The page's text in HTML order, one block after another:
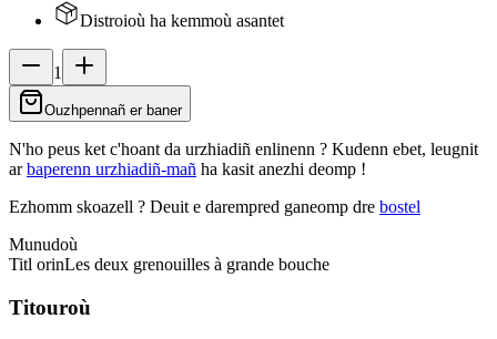
Distroioù ha kemmoù asantet
1
Ouzhpennañ er baner
N'ho peus ket c'hoant da urzhiadiñ enlinenn ? Kudenn ebet, leugnit
arbaperenn urzhiadiñ-mañ ha kasit anezhi deomp !
Ezhomm skoazell ? Deuit e darempred ganeomp dre bostel
Munudoù
Titl orinLes deux grenouilles à grande bouche
Titouroù